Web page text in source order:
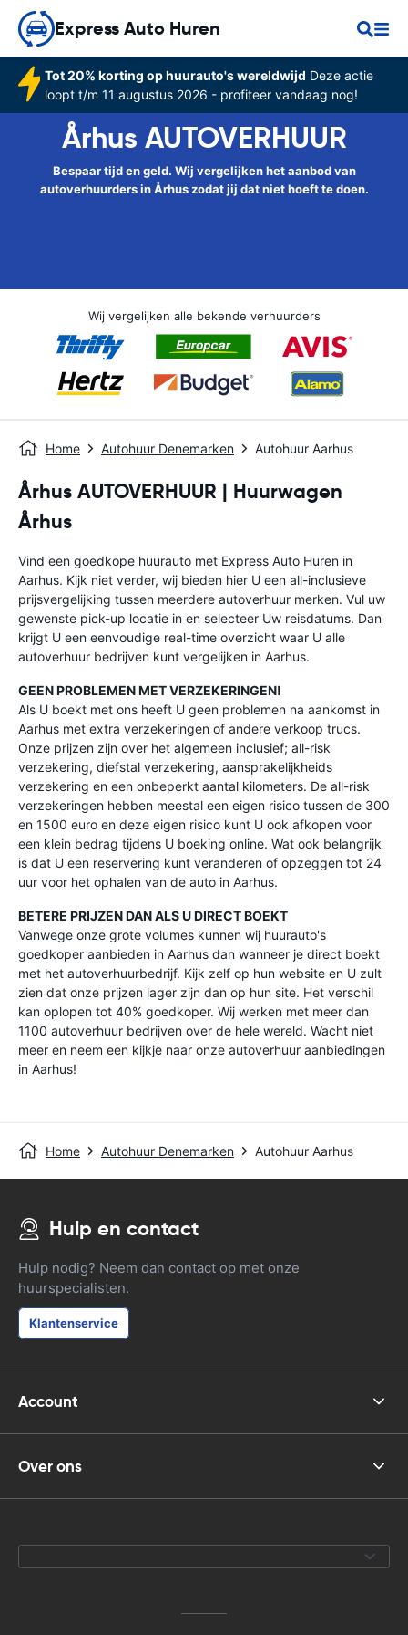
Express Auto Huren
Tot 20% korting op huurauto's wereldwijd Deze actie
loopt t/m 11 augustus 2026 - profiteer vandaag nog!
Århus AUTOVERHUUR
Bespaar tijd en geld. Wij vergelijken het aanbod van
autoverhuurders in Århus zodat jij dat niet hoeft te doen.
Wij vergelijken alle bekende verhuurders
Home Autohuur Denemarken Autohuur Aarhus
Århus AUTOVERHUUR | Huurwagen
Århus
Vind een goedkope huurauto met Express Auto Huren in
Aarhus. Kijk niet verder, wij bieden hier U een all-inclusieve
prijsvergelijking tussen meerdere autoverhuur merken. Vul uw
gewenste pick-up locatie in en selecteer Uw reisdatums. Dan
krijgt U een eenvoudige real-time overzicht waar U alle
autoverhuur bedrijven kunt vergelijken in Aarhus.
GEEN PROBLEMEN MET VERZEKERINGEN!
Als U boekt met ons heeft U geen problemen na aankomst in
Aarhus met extra verzekeringen of andere verkoop trucs.
Onze prijzen zijn over het algemeen inclusief; all-risk
verzekering, diefstal verzekering, aansprakelijkheids
verzekering en een onbeperkt aantal kilometers. De all-risk
verzekeringen hebben meestal een eigen risico tussen de 300
en 1500 euro en deze eigen risico kunt U ook afkopen voor
een klein bedrag tijdens U boeking online. Wat ook belangrijk
is dat U een reservering kunt veranderen of opzeggen tot 24
uur voor het ophalen van de auto in Aarhus.
BETERE PRIJZEN DAN ALS U DIRECT BOEKT
Vanwege onze grote volumes kunnen wij huurauto's
goedkoper aanbieden in Aarhus dan wanneer je direct boekt
met het autoverhuurbedrijf. Kijk zelf op hun website en U zult
zien dat onze prijzen lager zijn dan op hun site. Het verschil
kan oplopen tot 40% goedkoper. Wij werken met meer dan
1100 autoverhuur bedrijven over de hele wereld. Wacht niet
meer en neem een kijkje naar onze autoverhuur aanbiedingen
in Aarhus!
Home Autohuur Denemarken Autohuur Aarhus
Hulp en contact
Hulp nodig? Neem dan contact op met onze
huurspecialisten.
Klantenservice
Account
Over ons